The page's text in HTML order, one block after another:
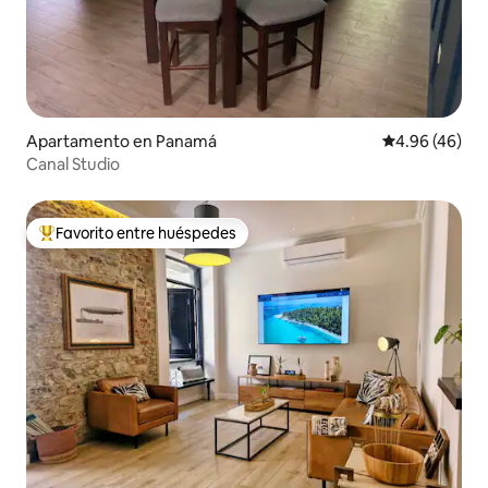
Apartamento en Panamá Calificación
4.96 (46)
Canal Studio
Favorito entre huéspedes preferido
Favorito entre huéspedes